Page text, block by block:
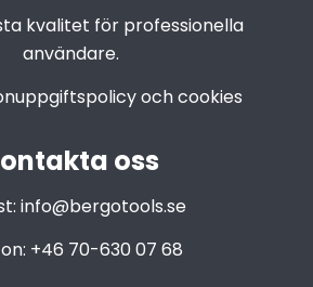
kvalitet för professionella
användare.
och cookies
oss
info@bergotools.se
+46 70-630 07 68